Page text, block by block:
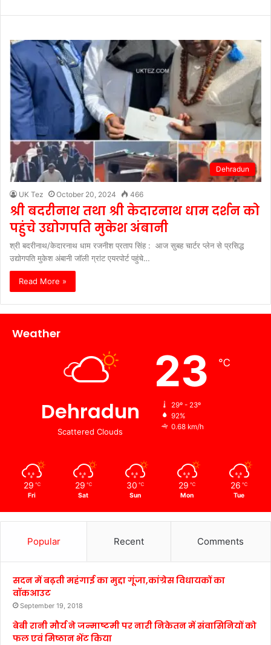
Dehradun
UK Tez October 20, 2024 466
श्री बदरीनाथ तथा श्री केदारनाथ धाम दर्शन को
पहुंचे उद्योगपति मुकेश अंबानी
श्री बदरीनाथ/केदारनाथ धाम रजनीश प्रताप सिंह : आज सुबह चार्टर प्लेन से प्रसिद्ध
उद्योगपति मुकेश अंबानी जॉली ग्रांट एयरपोर्ट पहुंचे…
Read More »
Weather
Dehradun
Scattered Clouds
23 ℃
29º - 23º
92%
0.68 km/h
29 ℃
Fri
29 ℃
Sat
30 ℃
Sun
29 ℃
Mon
26 ℃
Tue
Popular Recent Comments
सदन में बढ़ती महंगाई का मुद्दा गूंजा,कांग्रेस विधायकों का
वॉकआउट
September 19, 2018
बेबी रानी मौर्य ने जन्माष्टमी पर नारी निकेतन में संवासिनियों को
फल एवं मिष्ठान भेंट किया